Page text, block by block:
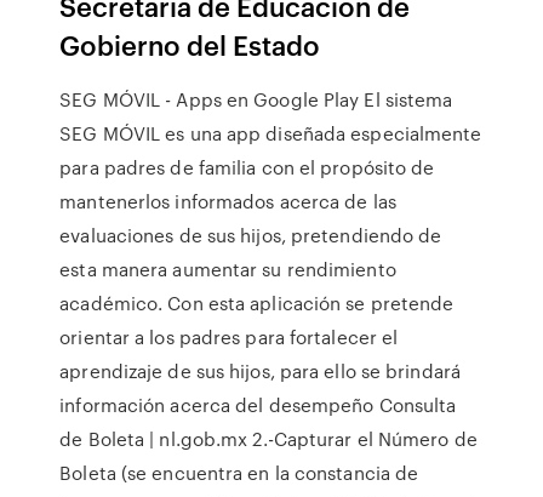
Gobierno del Estado
SEG MÓVIL - Apps en Google Play El sistema
SEG MÓVIL es una app diseñada especialmente
para padres de familia con el propósito de
mantenerlos informados acerca de las
evaluaciones de sus hijos, pretendiendo de
esta manera aumentar su rendimiento
académico. Con esta aplicación se pretende
orientar a los padres para fortalecer el
aprendizaje de sus hijos, para ello se brindará
información acerca del desempeño Consulta
de Boleta | nl.gob.mx 2.-Capturar el Número de
Boleta (se encuentra en la constancia de